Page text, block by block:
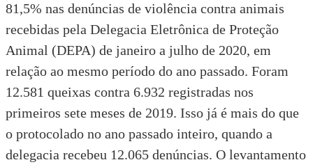
81,5% nas denúncias de violência contra animais
recebidas pela Delegacia Eletrônica de Proteção
Animal (DEPA) de janeiro a julho de 2020, em
relação ao mesmo período do ano passado. Foram
12.581 queixas contra 6.932 registradas nos
primeiros sete meses de 2019. Isso já é mais do que
o protocolado no ano passado inteiro, quando a
delegacia recebeu 12.065 denúncias. O levantamento